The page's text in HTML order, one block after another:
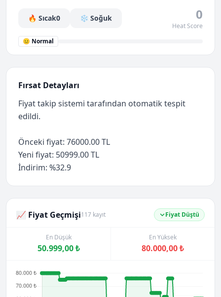
🔥 Sıcak0 ❄️ Soğuk 0
Heat Score
😐 Normal
Fırsat Detayları
Fiyat takip sistemi tarafından otomatik tespit
edildi.
Önceki fiyat: 76000.00 TL
Yeni fiyat: 50999.00 TL
İndirim: %32.9
📈 Fiyat Geçmişi117 kayıt Fiyat Düştü
En Düşük
50.999,00 ₺
En Yüksek
80.000,00 ₺